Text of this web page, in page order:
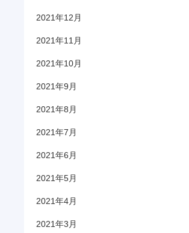
2021年12月
2021年11月
2021年10月
2021年9月
2021年8月
2021年7月
2021年6月
2021年5月
2021年4月
2021年3月